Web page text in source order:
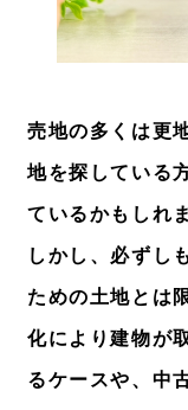
売地の多くは更
地を探している
ているかもしれ
しかし、必ずし
ための土地とは
化により建物が
るケースや、中